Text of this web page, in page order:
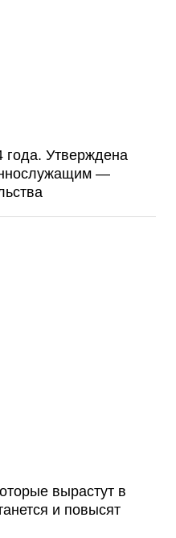
года. Утверждена
—
вырастут в
и повысят